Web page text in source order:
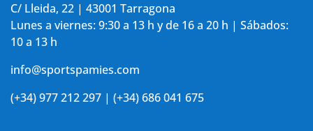
C/ Lleida, 22 | 43001 Tarragona
Lunes a viernes: 9:30 a 13 h y de 16 a 20 h | Sábados:
10 a 13 h
info@sportspamies.com
(+34) 977 212 297 | (+34) 686 041 675